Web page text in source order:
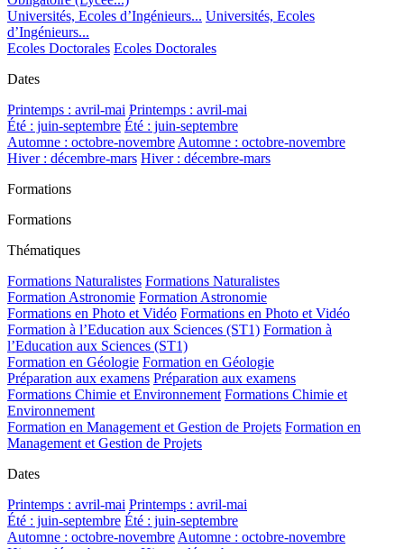
Universités, Ecoles d’Ingénieurs... Universités, Ecoles
d’Ingénieurs...
Ecoles Doctorales Ecoles Doctorales
Dates
Printemps : avril-mai Printemps : avril-mai
Été : juin-septembre Été : juin-septembre
Automne : octobre-novembre Automne : octobre-novembre
Hiver : décembre-mars Hiver : décembre-mars
Formations
Formations
Thématiques
Formations Naturalistes Formations Naturalistes
Formation Astronomie Formation Astronomie
Formations en Photo et Vidéo Formations en Photo et Vidéo
Formation à l’Education aux Sciences (ST1) Formation à
l’Education aux Sciences (ST1)
Formation en Géologie Formation en Géologie
Préparation aux examens Préparation aux examens
Formations Chimie et Environnement Formations Chimie et
Environnement
Formation en Management et Gestion de Projets Formation en
Management et Gestion de Projets
Dates
Printemps : avril-mai Printemps : avril-mai
Été : juin-septembre Été : juin-septembre
Automne : octobre-novembre Automne : octobre-novembre